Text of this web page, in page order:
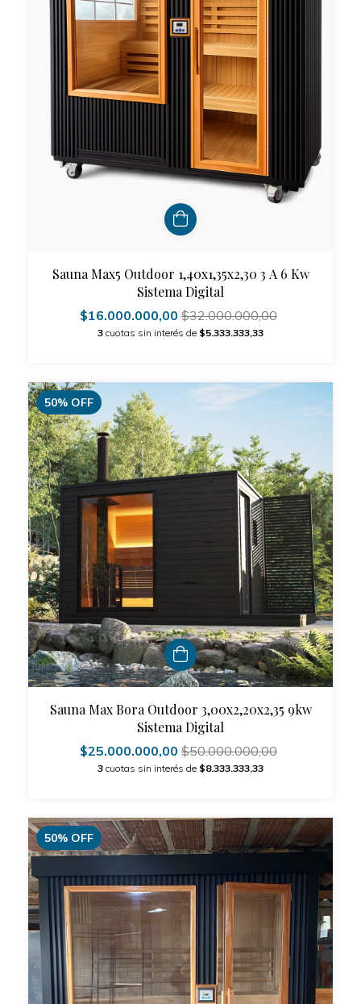
Sauna Max5 Outdoor 1,40x1,35x2,30 3 A 6 Kw
Sistema Digital
$16.000.000,00 $32.000.000,00
3 cuotas sin interés de $5.333.333,33
50% OFF
Sauna Max Bora Outdoor 3,00x2,20x2,35 9kw
Sistema Digital
$25.000.000,00 $50.000.000,00
3 cuotas sin interés de $8.333.333,33
50% OFF